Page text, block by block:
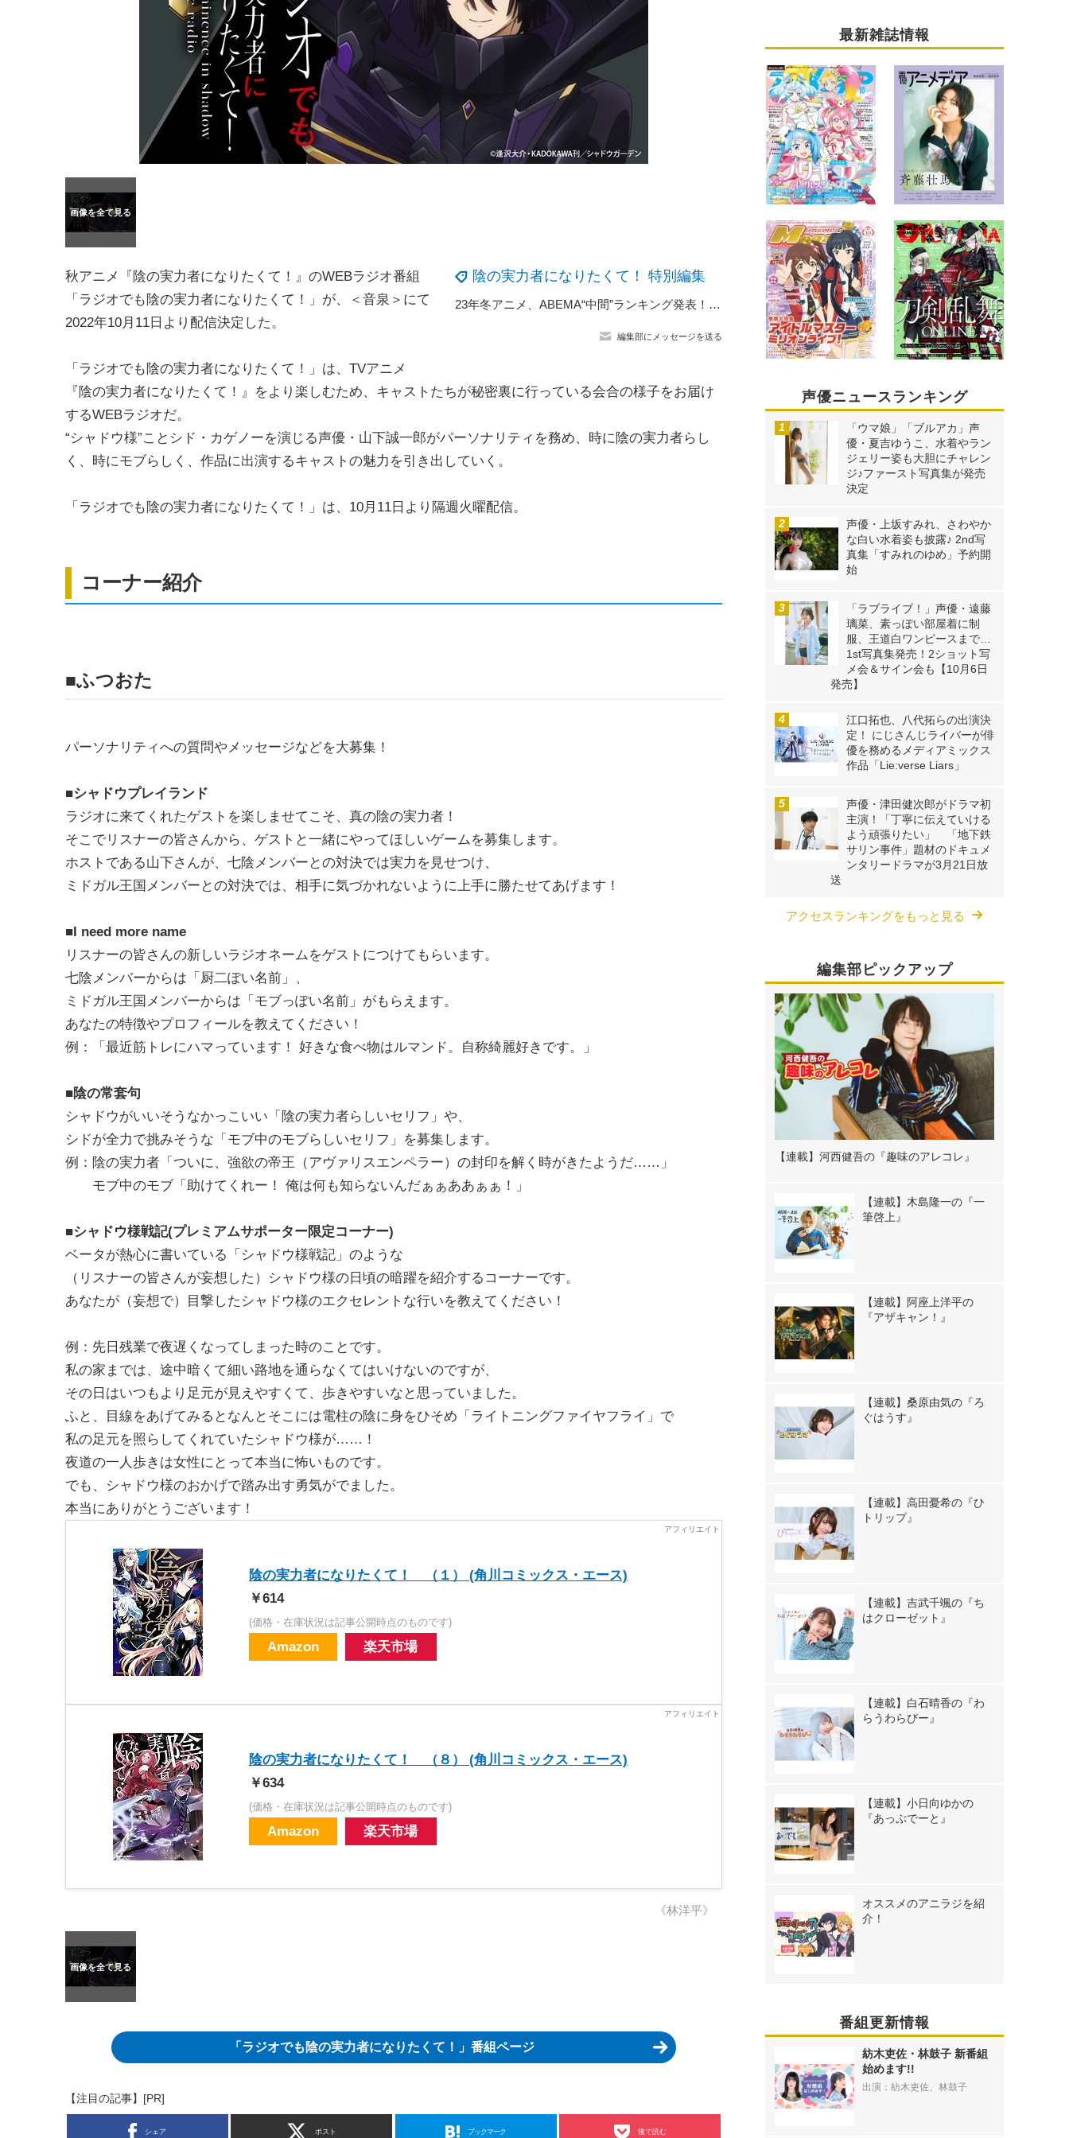
陰の実力者になりたくて！ 特別編集
23年冬アニメ、ABEMA“中間”ランキング発表！ 視聴数は「陰実」が2連続首位、コメント数は「おにまい！」が初の1位に
編集部にメッセージを送る
秋アニメ『陰の実力者になりたくて！』のWEBラジオ番組
「ラジオでも陰の実力者になりたくて！」が、＜音泉＞にて
2022年10月11日より配信決定した。
「ラジオでも陰の実力者になりたくて！」は、TVアニメ
『陰の実力者になりたくて！』をより楽しむため、キャストたちが秘密裏に行っている会合の様子をお届け
するWEBラジオだ。
“シャドウ様”ことシド・カゲノーを演じる声優・山下誠一郎がパーソナリティを務め、時に陰の実力者らし
く、時にモブらしく、作品に出演するキャストの魅力を引き出していく。
「ラジオでも陰の実力者になりたくて！」は、10月11日より隔週火曜配信。
コーナー紹介
■ふつおた
パーソナリティへの質問やメッセージなどを大募集！
■シャドウプレイランド
ラジオに来てくれたゲストを楽しませてこそ、真の陰の実力者！
そこでリスナーの皆さんから、ゲストと一緒にやってほしいゲームを募集します。
ホストである山下さんが、七陰メンバーとの対決では実力を見せつけ、
ミドガル王国メンバーとの対決では、相手に気づかれないように上手に勝たせてあげます！
■I need more name
リスナーの皆さんの新しいラジオネームをゲストにつけてもらいます。
七陰メンバーからは「厨二ぽい名前」、
ミドガル王国メンバーからは「モブっぽい名前」がもらえます。
あなたの特徴やプロフィールを教えてください！
例：「最近筋トレにハマっています！ 好きな食べ物はルマンド。自称綺麗好きです。」
■陰の常套句
シャドウがいいそうなかっこいい「陰の実力者らしいセリフ」や、
シドが全力で挑みそうな「モブ中のモブらしいセリフ」を募集します。
例：陰の実力者「ついに、強欲の帝王（アヴァリスエンペラー）の封印を解く時がきたようだ……」
モブ中のモブ「助けてくれー！ 俺は何も知らないんだぁぁああぁぁ！」
■シャドウ様戦記(プレミアムサポーター限定コーナー)
ベータが熱心に書いている「シャドウ様戦記」のような
（リスナーの皆さんが妄想した）シャドウ様の日頃の暗躍を紹介するコーナーです。
あなたが（妄想で）目撃したシャドウ様のエクセレントな行いを教えてください！
例：先日残業で夜遅くなってしまった時のことです。
私の家までは、途中暗くて細い路地を通らなくてはいけないのですが、
その日はいつもより足元が見えやすくて、歩きやすいなと思っていました。
ふと、目線をあげてみるとなんとそこには電柱の陰に身をひそめ「ライトニングファイヤフライ」で
私の足元を照らしてくれていたシャドウ様が……！
夜道の一人歩きは女性にとって本当に怖いものです。
でも、シャドウ様のおかげで踏み出す勇気がでました。
本当にありがとうございます！
陰の実力者になりたくて！ （１） (角川コミックス・エース)
￥614
(価格・在庫状況は記事公開時点のものです)
Amazon 楽天市場
陰の実力者になりたくて！ （８） (角川コミックス・エース)
￥634
(価格・在庫状況は記事公開時点のものです)
Amazon 楽天市場
《林洋平》
「ラジオでも陰の実力者になりたくて！」番組ページ
【注目の記事】[PR]
シェア ポスト ブックマーク 後で読む
最新雑誌情報
声優ニュースランキング
「ウマ娘」「ブルアカ」声
優・夏吉ゆうこ、水着やラン
ジェリー姿も大胆にチャレン
ジ♪ファースト写真集が発売
決定
声優・上坂すみれ、さわやか
な白い水着姿も披露♪ 2nd写
真集「すみれのゆめ」予約開
始
「ラブライブ！」声優・遠藤
璃菜、素っぽい部屋着に制
服、王道白ワンピースまで…
1st写真集発売！2ショット写
メ会＆サイン会も【10月6日
発売】
江口拓也、八代拓らの出演決
定！ にじさんじライバーが俳
優を務めるメディアミックス
作品「Lie:verse Liars」
声優・津田健次郎がドラマ初
主演！「丁寧に伝えていける
よう頑張りたい」 「地下鉄
サリン事件」題材のドキュメ
ンタリードラマが3月21日放
送
アクセスランキングをもっと見る
編集部ピックアップ
【連載】河西健吾の『趣味のアレコレ』
【連載】木島隆一の『一
筆啓上』
【連載】阿座上洋平の
『アザキャン！』
【連載】桑原由気の『ろ
ぐはうす』
【連載】高田憂希の『ひ
トリップ』
【連載】吉武千颯の『ち
はクローゼット』
【連載】白石晴香の『わ
らうわらびー』
【連載】小日向ゆかの
『あっぷでーと』
オススメのアニラジを紹
介！
番組更新情報
紡木吏佐・林鼓子 新番組
始めます!!
出演：紡木吏佐、林鼓子